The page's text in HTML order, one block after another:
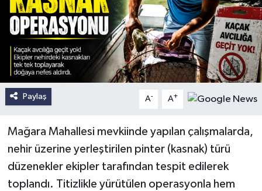
Paylaş A- A+
Mağara Mahallesi mevkiinde yapılan çalışmalarda,
nehir üzerine yerleştirilen pinter (kasnak) türü
düzenekler ekipler tarafından tespit edilerek
toplandı. Titizlikle yürütülen operasyonla hem